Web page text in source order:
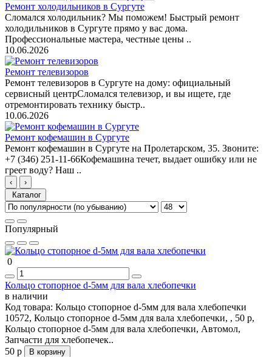
Ремонт холодильников в Сургуте
Сломался холодильник? Мы поможем! Быстрый ремонт
холодильников в Сургуте прямо у вас дома.
Профессиональные мастера, честные цены ..
10.06.2026
Ремонт телевизоров
Ремонт телевизоров в Сургуте на дому: официальный
сервисный центрСломался телевизор, и вы ищете, где
отремонтировать технику быстр..
10.06.2026
Ремонт кофемашин в Сургуте
Ремонт кофемашин в Сургуте на Пролетарском, 35. Звоните:
+7 (346) 251-11-66Кофемашина течет, выдает ошибку или не
греет воду? Наш ..
‹
›
Каталог
Популярный
0
Кольцо стопорное d-5мм для вала хлебопечки
в наличии
Код товара: Кольцо стопорное d-5мм для вала хлебопечки
10572, Кольцо стопорное d-5мм для вала хлебопечки, , 50 р,
Кольцо стопорное d-5мм для вала хлебопечки, Автомол,
Запчасти для хлебопечек..
50 р
В корзину